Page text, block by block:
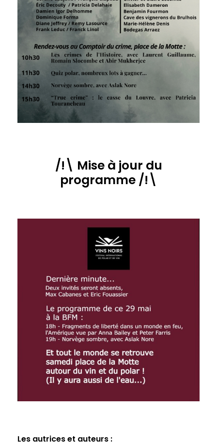
/!\ Mise à jour du
programme /!\
Les autrices et auteurs :